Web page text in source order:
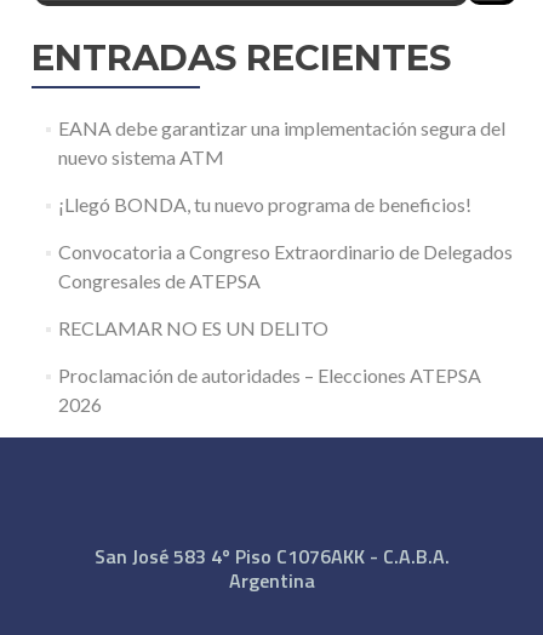
ENTRADAS RECIENTES
EANA debe garantizar una implementación segura del
nuevo sistema ATM
¡Llegó BONDA, tu nuevo programa de beneficios!
Convocatoria a Congreso Extraordinario de Delegados
Congresales de ATEPSA
RECLAMAR NO ES UN DELITO
Proclamación de autoridades – Elecciones ATEPSA
2026
San José 583 4º Piso C1076AKK - C.A.B.A.
Argentina